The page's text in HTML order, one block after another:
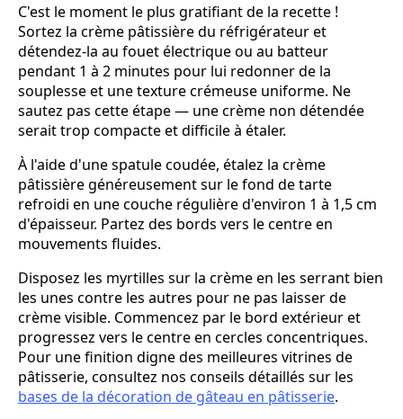
C'est le moment le plus gratifiant de la recette !
Sortez la crème pâtissière du réfrigérateur et
détendez-la au fouet électrique ou au batteur
pendant 1 à 2 minutes pour lui redonner de la
souplesse et une texture crémeuse uniforme. Ne
sautez pas cette étape — une crème non détendée
serait trop compacte et difficile à étaler.
À l'aide d'une spatule coudée, étalez la crème
pâtissière généreusement sur le fond de tarte
refroidi en une couche régulière d'environ 1 à 1,5 cm
d'épaisseur. Partez des bords vers le centre en
mouvements fluides.
Disposez les myrtilles sur la crème en les serrant bien
les unes contre les autres pour ne pas laisser de
crème visible. Commencez par le bord extérieur et
progressez vers le centre en cercles concentriques.
Pour une finition digne des meilleures vitrines de
pâtisserie, consultez nos conseils détaillés sur les
bases de la décoration de gâteau en pâtisserie.